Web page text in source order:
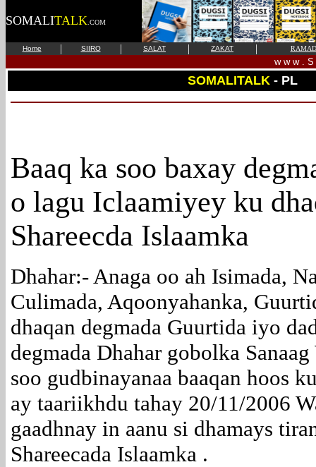
SOMALITALK .COM
Home | SIIRO | SALAT | ZAKAT |
w w w .
SOMALITALK - PL
Baaq ka soo baxay
o lagu Iclaamiyey ku
Shareecda Islaamka
Dhahar:- Anaga oo ah Isimada,
Culimada, Aqoonyahanka,
dhaqan degmada Guurtida iyo
degmada Dhahar gobolka
soo gudbinayanaa baaqan hoos
ay taariikhdu tahay 20/11/2006
gaadhnay in aanu si dhamays
Shareecada Islaamka .